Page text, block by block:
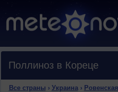
Поллиноз в Кореце
Все страны › Украина›